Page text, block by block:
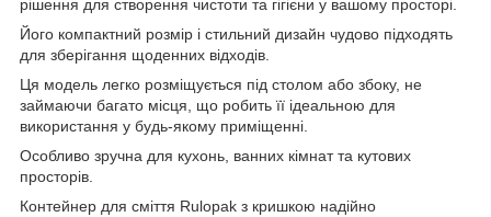
рішення для створення чистоти та гігієни у вашому просторі.
Його компактний розмір і стильний дизайн чудово підходять
для зберігання щоденних відходів.
Ця модель легко розміщується під столом або збоку, не
займаючи багато місця, що робить її ідеальною для
використання у будь-якому приміщенні.
Особливо зручна для кухонь, ванних кімнат та кутових
просторів.
Контейнер для сміття Rulopak з кришкою надійно